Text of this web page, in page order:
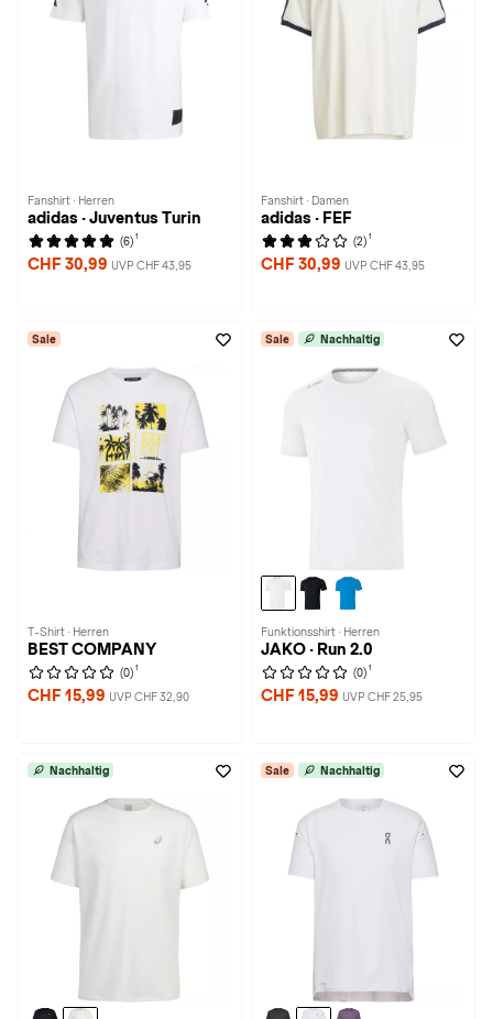
Fanshirt · Herren
adidas · Juventus Turin
(6) 1
CHF 30,99 UVP CHF 43,95
Fanshirt · Damen
adidas · FEF
(2) 1
CHF 30,99 UVP CHF 43,95
Sale
T-Shirt · Herren
BEST COMPANY
(0) 1
CHF 15,99 UVP CHF 32,90
Sale Nachhaltig
Funktionsshirt · Herren
JAKO · Run 2.0
(0) 1
CHF 15,99 UVP CHF 25,95
Nachhaltig Sale Nachhaltig